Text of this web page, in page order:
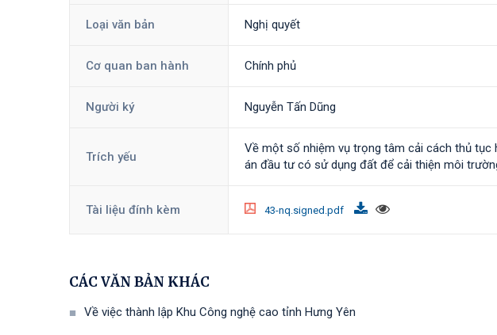
Loại văn bản Nghị quyết
Cơ quan ban hành Chính phủ
Người ký Nguyễn Tấn Dũng
Trích yếu
Về một số nhiệm vụ trọng tâm cải cách thủ tục
án đầu tư có sử dụng đất để cải thiện môi
Tài liệu đính kèm 43-nq.signed.pdf
CÁC VĂN BẢN KHÁC
Về việc thành lập Khu Công nghệ cao tỉnh Hưng Yên